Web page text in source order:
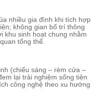
nhiều gia đình khi tích hợp
không gian bố trí thông
khu sinh hoạt chung nhằm
tổng thể.
(chiếu sáng – rèm cửa –
lại trải nghiệm sống tiện
công nghệ theo xu hướng